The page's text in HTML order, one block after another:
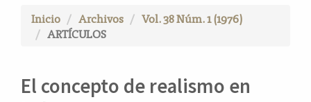
c
C
Inicio Archivos
Vol. 38 Núm. 1 (1976)
ARTÍCULOS
El concepto de realismo en